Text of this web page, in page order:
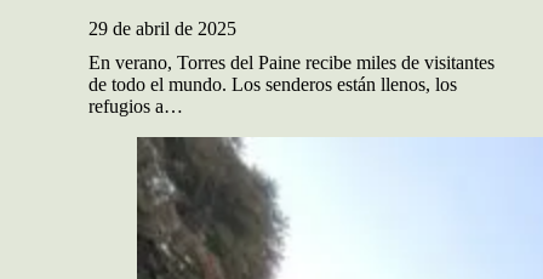
29 de abril de 2025
En verano, Torres del Paine recibe miles de visitantes
de todo el mundo. Los senderos están llenos, los
refugios a…